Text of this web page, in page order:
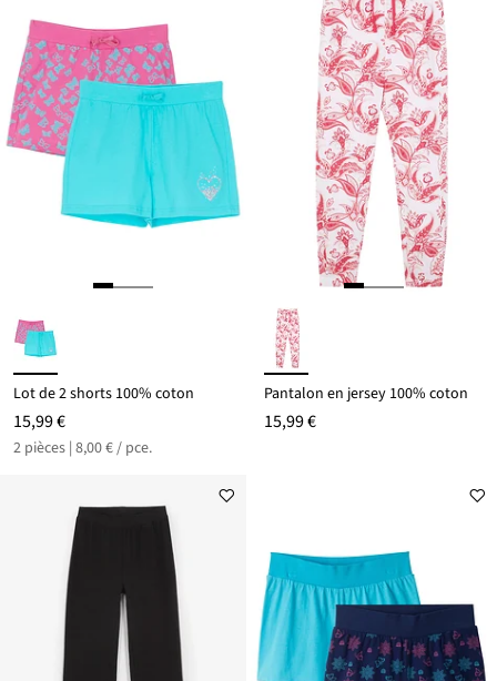
Lot de 2 shorts 100% coton
15,99 €
2 pièces | 8,00 € / pce.
Pantalon en jersey 100% coton
15,99 €